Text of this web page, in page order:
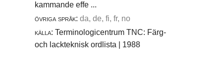
kammande effe ...
övriga språk: da, de, fi, fr, no
källa: Terminologicentrum TNC: Färg-
och lackteknisk ordlista | 1988